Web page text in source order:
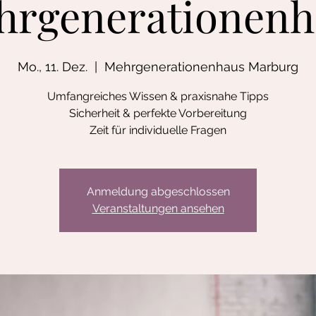
Mo., 11. Dez. Mehrgenerationenhaus Marburg
Umfangreiches Wissen & praxisnahe Tipps
Sicherheit & perfekte Vorbereitung
Zeit für individuelle Fragen
Anmeldung abgeschlossen
Veranstaltungen ansehen